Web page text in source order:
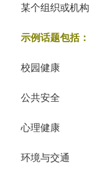
某个组织或机构
示例话题包括：
校园健康
公共安全
心理健康
环境与交通